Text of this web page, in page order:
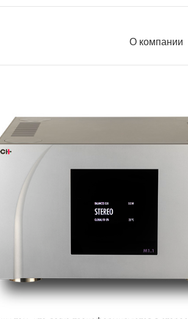
О компании